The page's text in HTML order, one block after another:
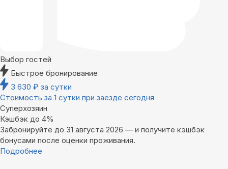
Выбор гостей
Быстрое бронирование
3 630 ₽ за сутки
Стоимость за 1 сутки при заезде сегодня
Суперхозяин
Кэшбэк до 4%
Забронируйте до 31 августа 2026 — и получите кэшбэк
бонусами после оценки проживания.
Подробнее